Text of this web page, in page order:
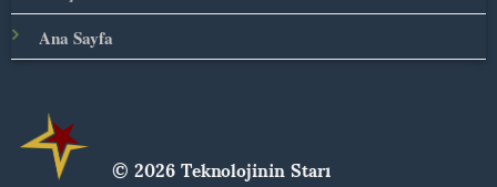
Ana Sayfa
© 2026 Teknolojinin Starı